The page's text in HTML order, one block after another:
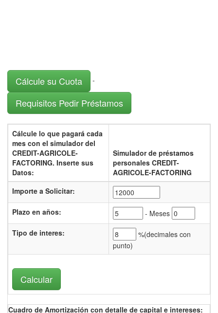
Cálcule su Cuota -
Requisitos Pedir Préstamos
Cálcule lo que pagará cada
mes con el simulador del
CREDIT-AGRICOLE-
FACTORING. Inserte sus
Datos:
Simulador de préstamos
personales CREDIT-
AGRICOLE-FACTORING
Importe a Solicitar:
Plazo en años:
- Meses
Tipo de interes: %(decimales con
punto)
Cuadro de Amortización con detalle de capital e intereses: